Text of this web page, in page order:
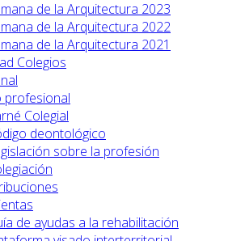
de la Arquitectura 2023
de la Arquitectura 2022
de la Arquitectura 2021
Colegios
profesional
Colegial
deontológico
sobre la profesión
de ayudas a la rehabilitación